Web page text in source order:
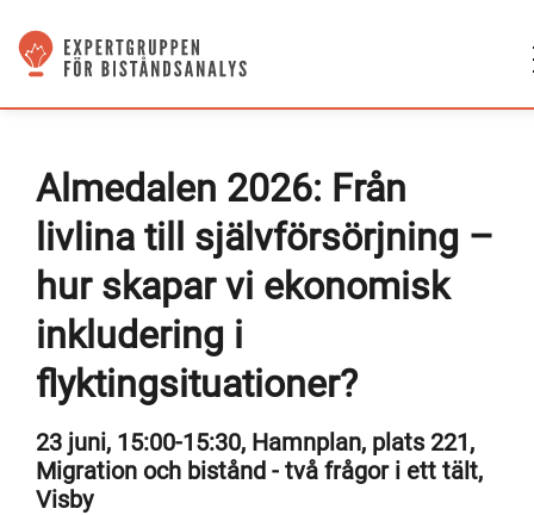
Almedalen 2026: Från
livlina till självförsörjning –
hur skapar vi ekonomisk
inkludering i
flyktingsituationer?
23 juni, 15:00-15:30, Hamnplan, plats 221,
Migration och bistånd - två frågor i ett tält,
Visby